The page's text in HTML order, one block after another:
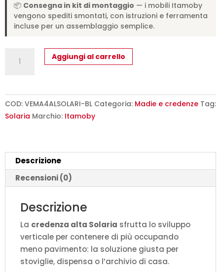
📦 Consegna in kit di montaggio — i mobili Itamoby
vengono spediti smontati, con istruzioni e ferramenta
incluse per un assemblaggio semplice.
alta
ante
90x35x110
bianco
lucido
quantità
Aggiungi al carrello
COD: VEMA4ALSOLARI-BL Categoria: Madie e credenze Tag:
Solaria Marchio: Itamoby
Descrizione
Recensioni (0)
Descrizione
La credenza alta Solaria sfrutta lo sviluppo
verticale per contenere di più occupando
meno pavimento: la soluzione giusta per
stoviglie, dispensa o l’archivio di casa.